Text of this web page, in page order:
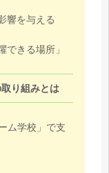
響を与える
できる場所」
り組みとは
ム学校」で支